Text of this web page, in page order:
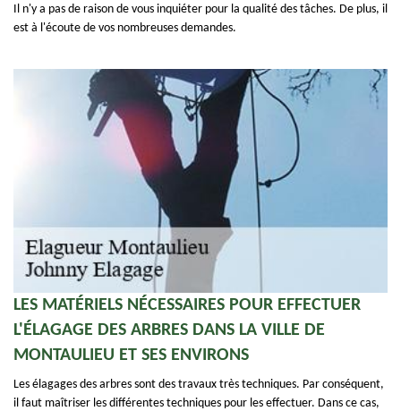
Il n'y a pas de raison de vous inquiéter pour la qualité des tâches. De plus, il
est à l'écoute de vos nombreuses demandes.
LES MATÉRIELS NÉCESSAIRES POUR EFFECTUER
L'ÉLAGAGE DES ARBRES DANS LA VILLE DE
MONTAULIEU ET SES ENVIRONS
Les élagages des arbres sont des travaux très techniques. Par conséquent,
il faut maîtriser les différentes techniques pour les effectuer. Dans ce cas,